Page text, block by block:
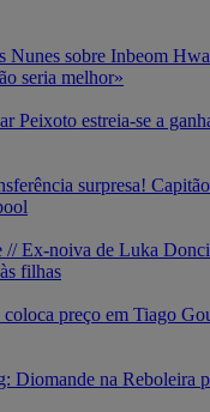
Nunes sobre Inbeom
seria melhor»
Peixoto estreia-se a
surpresa!
//Ex-noiva de Luka
filhas
preço em Tiago
Diomande na Reboleira